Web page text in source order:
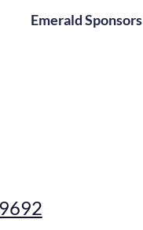
Emerald Sponsors